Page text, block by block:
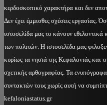
κερδοσκοπικό χαρακτήρα και δεν
Δεν έχει έμμισθες σχέσεις εργασίας.
ιστοσελίδα μας το κάνουν
των πολιτών. Η ιστοσελίδα μας
κυρίως τα νησιά της Κεφαλονιάς και
σχετικής αρθογραφίας. Τα
συντακτών τους χωρίς αυτή να
kefaloniastatus.gr